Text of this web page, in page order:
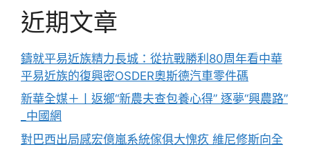
近期文章
鑄就平易近族精力長城：從抗戰勝利80周年看中華
平易近族的復興密OSDER奧斯德汽車零件碼
新華全媒＋丨返鄉“新農夫查包養心得” 逐夢“興農路”
_中國網
對巴西出局感宏億嵐系統傢俱大愧疚 維尼修斯向全